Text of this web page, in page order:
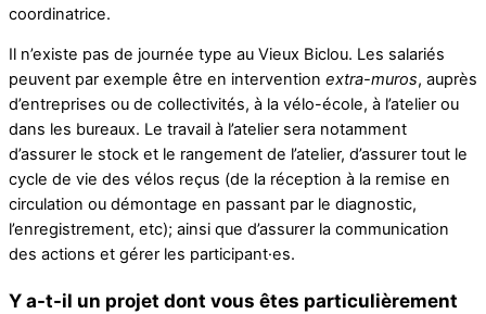
coordinatrice.
Il n’existe pas de journée type au Vieux Biclou. Les salariés
peuvent par exemple être en intervention extra-muros, auprès
d’entreprises ou de collectivités, à la vélo-école, à l’atelier ou
dans les bureaux. Le travail à l’atelier sera notamment
d’assurer le stock et le rangement de l’atelier, d’assurer tout le
cycle de vie des vélos reçus (de la réception à la remise en
circulation ou démontage en passant par le diagnostic,
l’enregistrement, etc); ainsi que d’assurer la communication
des actions et gérer les participant·es.
Y a-t-il un projet dont vous êtes particulièrement